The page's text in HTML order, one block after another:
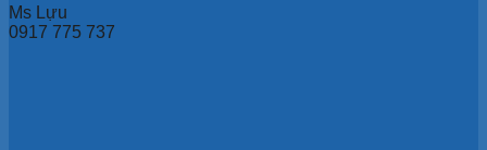
Ms Lựu
0917 775 737